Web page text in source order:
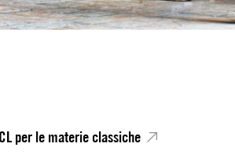
per le materie classiche